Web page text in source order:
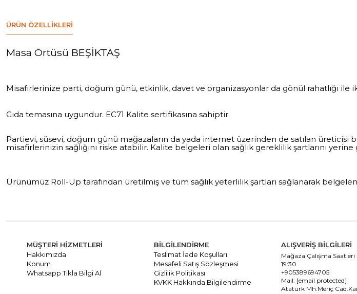
ÜRÜN ÖZELLIKLERI
Masa Örtüsü BEŞİKTAŞ
Misafirlerinize parti, doğum günü, etkinlik, davet ve organizasyonlar da gönül rahatlığı
Gıda temasına uygundur. EC71 Kalite sertifikasına sahiptir.
Partievi, süsevi, doğum günü mağazaların da yada internet üzerinden de satılan
misafirlerinizin sağlığını riske atabilir. Kalite belgeleri olan sağlık gereklilik şartlarını
Ürünümüz Roll-Up tarafından üretilmiş ve tüm sağlık yeterlilik şartları sağlanarak
MÜŞTERİ HİZMETLERİ
Hakkımızda
Konum
Whatsapp Tıkla Bilgi Al
BİLGİLENDİRME
Teslimat İade Koşulları
Mesafeli Satış Sözleşmesi
Gizlilik Politikası
KVKK Hakkında Bilgilendirme
ALIŞVERİŞ BİLGİLERİ
Mağaza Çalışma
19:30
+905389694705
Mail: [email protected]
Atatürk Mh.Meriç